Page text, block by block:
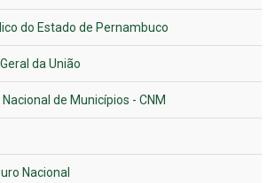
do Estado de Pernambuco
da União
de Municípios - CNM
Nacional